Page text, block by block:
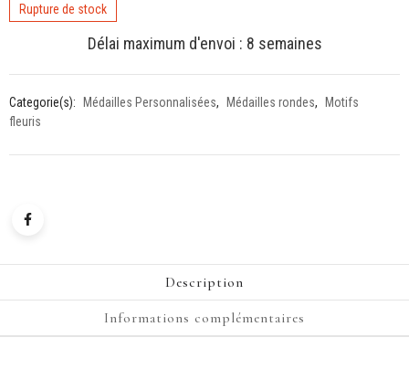
Rupture de stock
Délai maximum d'envoi : 8 semaines
Categorie(s): Médailles Personnalisées, Médailles rondes,
Motifs
fleuris
Description
Informations complémentaires